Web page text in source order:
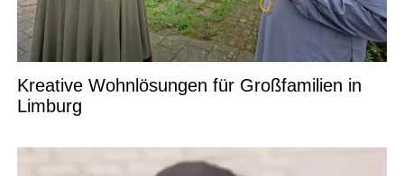
Kreative Wohnlösungen für Großfamilien in
Limburg